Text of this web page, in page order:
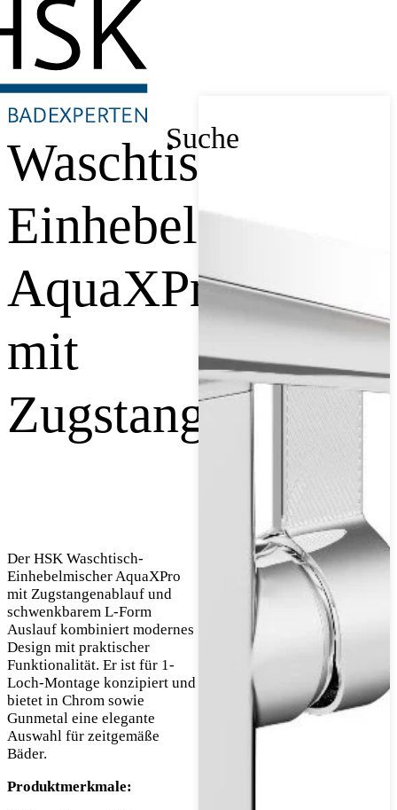
Suche
Waschtisch-
Einhebelmischer
AquaXPro
mit
Zugstangenablauf
Der HSK Waschtisch-
Einhebelmischer AquaXPro
mit Zugstangenablauf und
schwenkbarem L-Form
Auslauf kombiniert modernes
Design mit praktischer
Funktionalität. Er ist für 1-
Loch-Montage konzipiert und
bietet in Chrom sowie
Gunmetal eine elegante
Auswahl für zeitgemäße
Bäder.
Produktmerkmale: